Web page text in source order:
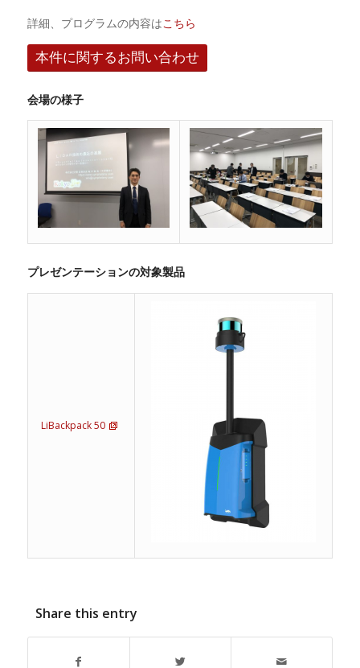
詳細、プログラムの内容はこちら
本件に関するお問い合わせ
会場の様子
プレゼンテーションの対象製品
LiBackpack 50
Share this entry